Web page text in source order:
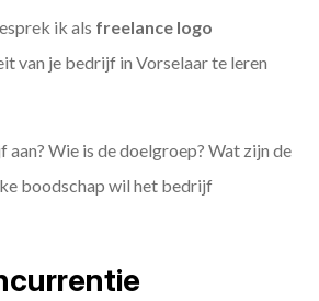
ik als freelance logo
van je bedrijf in Vorselaar te leren
Wie is de doelgroep? Wat zijn de
boodschap wil het bedrijf